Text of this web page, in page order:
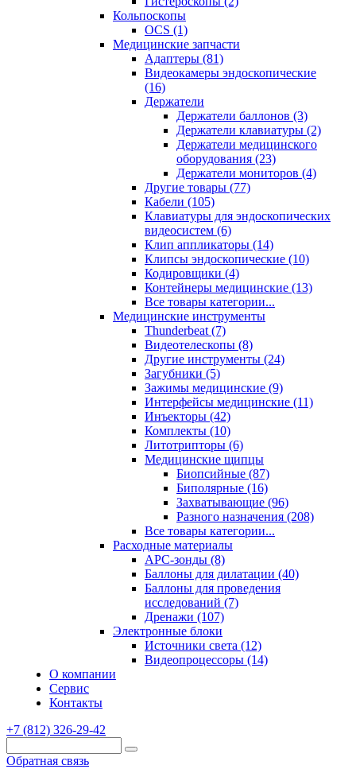
Кольпоскопы
OCS (1)
Медицинские запчасти
Адаптеры (81)
Видеокамеры эндоскопические
(16)
Держатели
Держатели баллонов (3)
Держатели клавиатуры (2)
Держатели медицинского
оборудования (23)
Держатели мониторов (4)
Другие товары (77)
Кабели (105)
Клавиатуры для эндоскопических
видеосистем (6)
Клип аппликаторы (14)
Клипсы эндоскопические (10)
Кодировщики (4)
Контейнеры медицинские (13)
Все товары категории...
Медицинские инструменты
Thunderbeat (7)
Видеотелескопы (8)
Другие инструменты (24)
Загубники (5)
Зажимы медицинские (9)
Интерфейсы медицинские (11)
Инъекторы (42)
Комплекты (10)
Литотрипторы (6)
Медицинские щипцы
Биопсийные (87)
Биполярные (16)
Захватывающие (96)
Разного назначения (208)
Все товары категории...
Расходные материалы
АРС-зонды (8)
Баллоны для дилатации (40)
Баллоны для проведения
исследований (7)
Дренажи (107)
Электронные блоки
Источники света (12)
Видеопроцессоры (14)
О компании
Сервис
Контакты
+7 (812) 326-29-42
Обратная связь